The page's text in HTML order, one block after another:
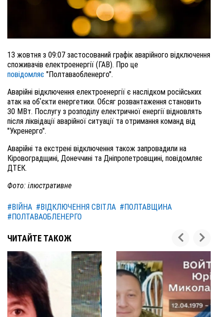
13 жовтня з 09:07 застосований графік аварійного відключення
споживачів електроенергії (ГАВ). Про це
повідомляє "Полтаваобленерго".
Аварійні відключення електроенергії є наслідком російських
атак на обʼєкти енергетики. Обсяг розвантаження становить
30 МВт. Послугу з розподілу електричної енергії відновлять
після ліквідації аварійної ситуації та отримання команд від
"Укренерго".
Аварійні та екстрені відключення також запровадили на
Кіровоградщині, Донеччині та Дніпропетровщині, повідомляє
ДТЕК.
Фото: ілюстративне
#ВІЙНА #ВІДКЛЮЧЕННЯ СВІТЛА #ПОЛТАВЩИНА
#ПОЛТАВАОБЛЕНЕРГО
ЧИТАЙТЕ ТАКОЖ